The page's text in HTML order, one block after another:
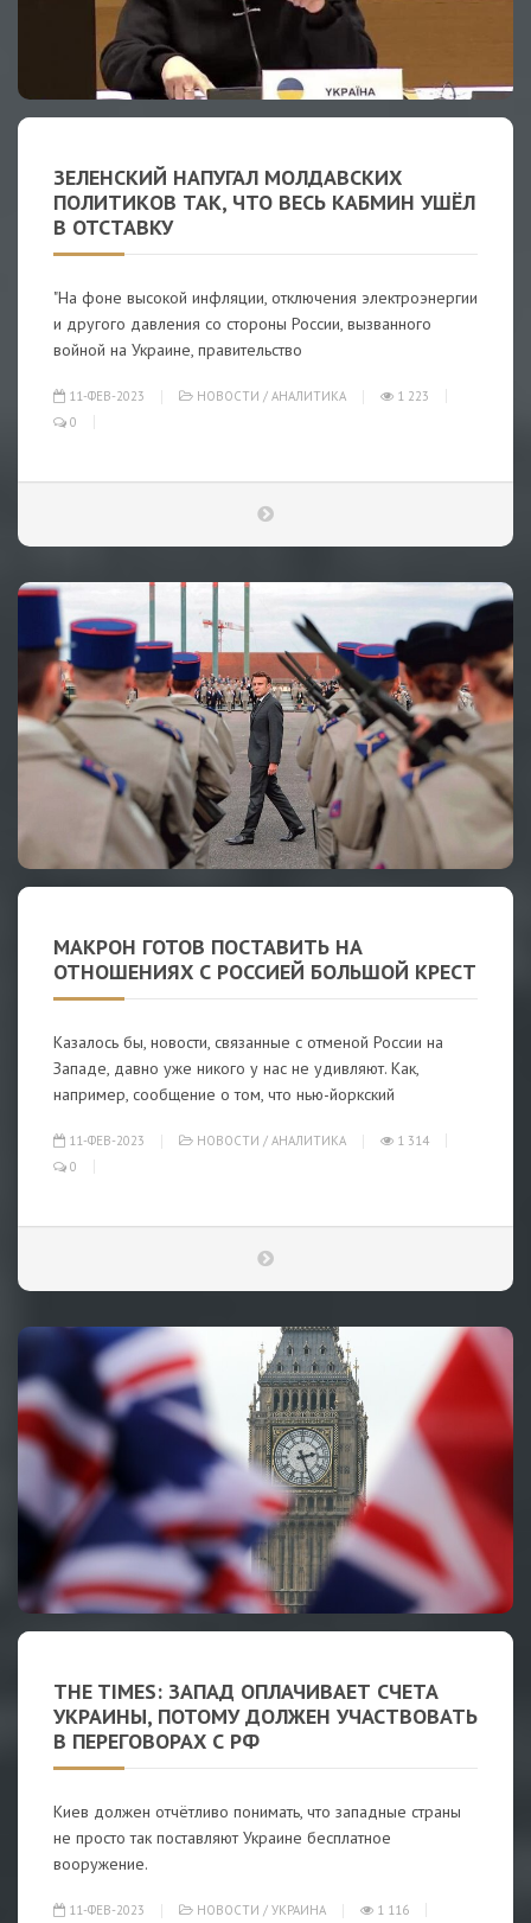
ЗЕЛЕНСКИЙ НАПУГАЛ МОЛДАВСКИХ
ПОЛИТИКОВ ТАК, ЧТО ВЕСЬ КАБМИН УШЁЛ
В ОТСТАВКУ
"На фоне высокой инфляции, отключения электроэнергии
и другого давления со стороны России, вызванного
войной на Украине, правительство
11-ФЕВ-2023 НОВОСТИ / АНАЛИТИКА
1 223
0
МАКРОН ГОТОВ ПОСТАВИТЬ НА
ОТНОШЕНИЯХ С РОССИЕЙ БОЛЬШОЙ КРЕСТ
Казалось бы, новости, связанные с отменой России на
Западе, давно уже никого у нас не удивляют. Как,
например, сообщение о том, что нью-йоркский
11-ФЕВ-2023 НОВОСТИ / АНАЛИТИКА
1 314
0
THE TIMES: ЗАПАД ОПЛАЧИВАЕТ СЧЕТА
УКРАИНЫ, ПОТОМУ ДОЛЖЕН УЧАСТВОВАТЬ
В ПЕРЕГОВОРАХ С РФ
Киев должен отчётливо понимать, что западные страны
не просто так поставляют Украине бесплатное
вооружение.
11-ФЕВ-2023 НОВОСТИ / УКРАИНА 1 116